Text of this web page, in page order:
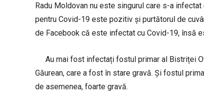
Radu Moldovan nu este singurul care s-a
pentru Covid-19 este pozitiv și purtătorul de
de Facebook că este infectat cu Covid-19, însă
Au mai fost infectați fostul primar al Bistriței
Găurean, care a fost în stare gravă. Și fostul
de asemenea, foarte gravă.